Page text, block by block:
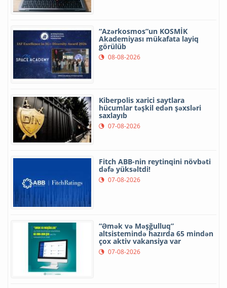
“Azərkosmos”un KOSMİK
Akademiyası mükafata layiq
görülüb
08-08-2026
Kiberpolis xarici saytlara
hücumlar təşkil edən şəxsləri
saxlayıb
07-08-2026
Fitch ABB-nin reytinqini növbəti
dəfə yüksəltdi!
07-08-2026
“Əmək və Məşğulluq”
altsistemində hazırda 65 mindən
çox aktiv vakansiya var
07-08-2026